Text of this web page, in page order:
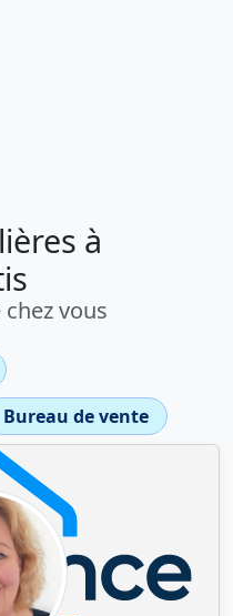
à
vous
Bureau de vente